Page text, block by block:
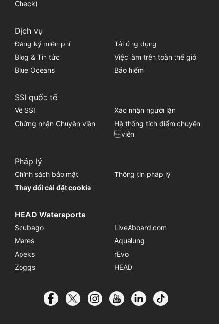
Check)
Dịch vụ
Đăng ký miễn phí
Tải ứng dụng
Blog & Tin tức
Việc làm trên toàn thế giới
Blue Oceans
Bảo hiểm
SSI quốc tế
Về SSI
Xác nhận người lặn
Chứng nhận Chuyên viên
Hệ thống tích điểm chuyên
viên
Pháp lý
Chính sách bảo mật
Thông tin pháp lý
Thay đổi cài đặt cookie
HEAD Watersports
Scubago
LiveAboard.com
Mares
Aqualung
Apeks
rEvo
Zoggs
HEAD